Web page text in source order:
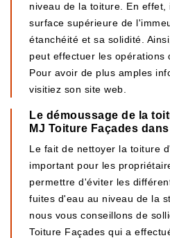
niveau de la toiture. En effet,
surface supérieure de
étanchéité et sa solidité.
peut effectuer les opérations
Pour avoir de plus amples
visitiez son site web.
Le démoussage de la
MJ Toiture Façades
Le fait de nettoyer la toiture
important pour les
permettre d'éviter les
fuites d'eau au niveau de la
nous vous conseillons de
Toiture Façades qui a